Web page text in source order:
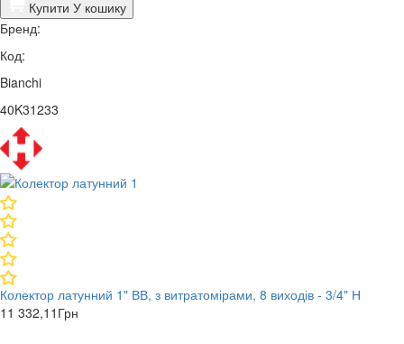
Купити У кошику
Бренд:
Код:
Bianchi
40K31233
Колектор латунний 1" ВВ, з витратомірами, 8 виходів - 3/4" Н
11 332,11 Грн